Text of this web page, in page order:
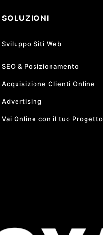
SOLUZIONI
Sviluppo Siti Web
SEO & Posizionamento
Acquisizione Clienti Online
Advertising
Vai Online con il tuo Progetto